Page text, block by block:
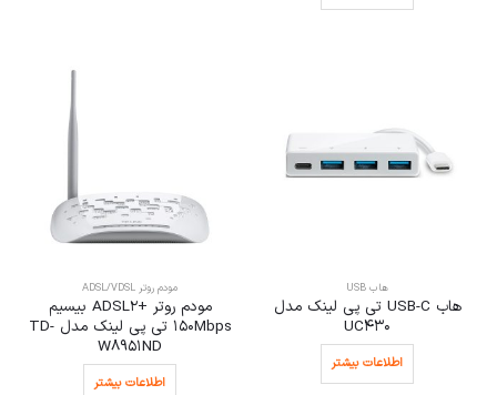
هاب USB
هاب USB-C تی پی لینک مدل
UC430
اطلاعات بیشتر
مودم روتر ADSL/VDSL
مودم روتر +ADSL2 بیسیم
150Mbps تی پی لینک مدل TD-
W8951ND
اطلاعات بیشتر